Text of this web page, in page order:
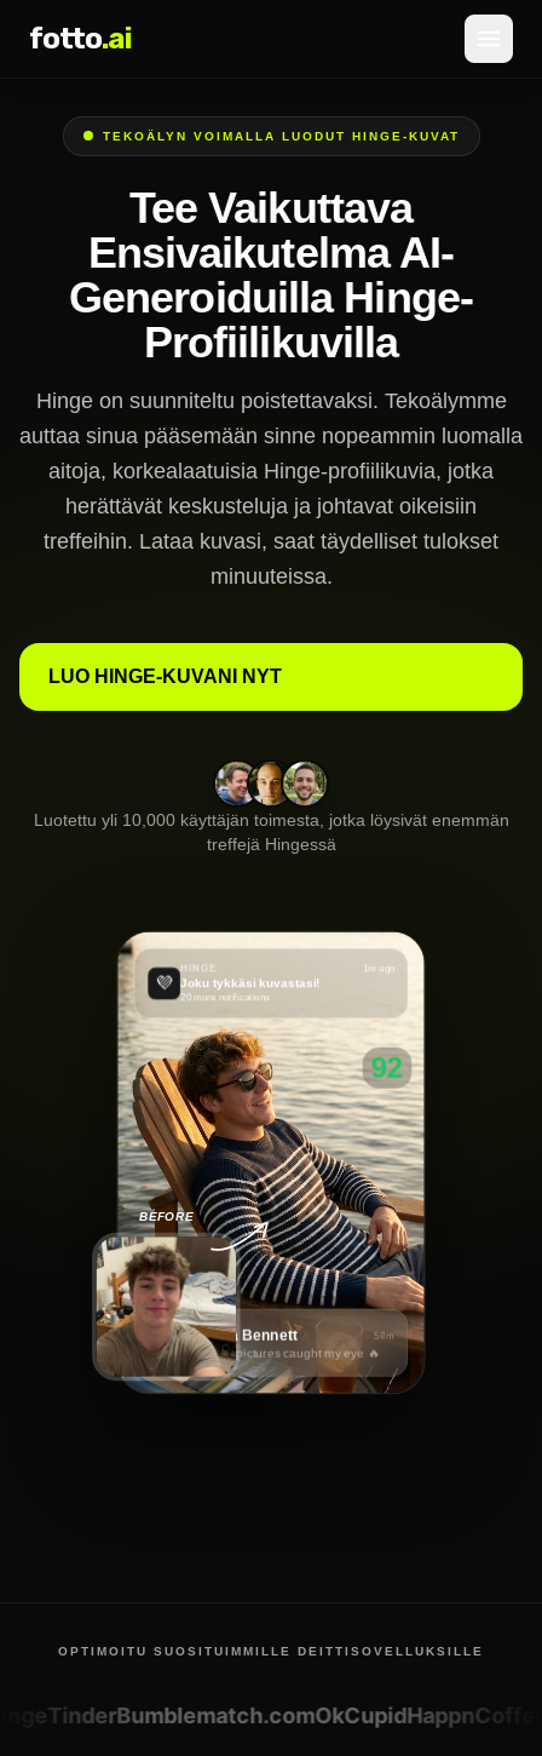
fotto.ai
Hinnoittelu
TEKOÄLYN VOIMALLA LUODUT HINGE-KUVAT
Tee Vaikuttava
Ensivaikutelma AI-
Generoiduilla Hinge-
Profiilikuvilla
Hinge on suunniteltu poistettavaksi. Tekoälymme
auttaa sinua pääsemään sinne nopeammin luomalla
aitoja, korkealaatuisia Hinge-profiilikuvia, jotka
herättävät keskusteluja ja johtavat oikeisiin
treffeihin. Lataa kuvasi, saat täydelliset tulokset
minuuteissa.
LUO HINGE-KUVANI NYT
Luotettu yli 10,000 käyttäjän toimesta, jotka löysivät enemmän
treffejä Hingessä
BEFORE
92
💜
HINGE 1m ago
Joku tykkäsi kuvastasi!
20 more notifications
Sophia Bennett 58m
Hi! Your pictures caught my eye 🔥
OPTIMOITU SUOSITUIMMILLE DEITTISOVELLUKSILLE
TinderBumblematch.comOkCupidHappn